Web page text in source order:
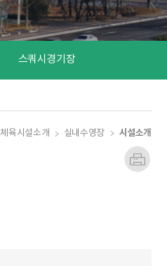
스쿼시경기장
체육시설소개 실내수영장 시설소개